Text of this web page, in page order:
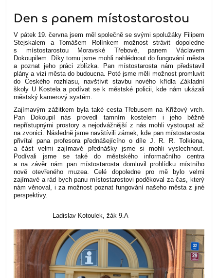
Den s panem místostarostou
V pátek 19. června jsem měl společně se svými spolužáky Filipem
Stejskalem a Tomášem Rolínkem možnost strávit dopoledne
s místostarostou Moravské Třebové, panem Václavem
Dokoupilem. Díky tomu jsme mohli nahlédnout do fungování města
a poznat jeho práci zblízka.
Pan místostarosta nám představil
plány a vizi města do budoucna. Poté jsme měli možnost promluvit
do Českého rozhlasu, navštívit stavbu nového křídla Základní
školy U Kostela a podívat se k městské policii, kde nám ukázali
městský kamerový systém.
Zajímavým zážitkem byla také cesta Třebusem na Křížový vrch.
Pan Dokoupil nás provedl tamním kostelem i jeho běžně
nepřístupnými prostory a nejodvážnější z nás mohli vystoupat až
na zvonici.
Následně jsme navštívili zámek, kde pan místostarosta
přivítal pana profesora přednášejícího o díle J. R. R. Tolkiena,
a část velmi zajímavé přednášky jsme si mohli vyslechnout.
Podívali jsme se také do městského informačního centra
a na závěr nám pan místostarosta domluvil prohlídku místního
nově otevřeného muzea.Celé dopoledne pro mě bylo velmi
zajímavé a rád bych panu místostarostovi poděkoval za čas, který
nám věnoval, i za možnost poznat fungování našeho města z jiné
perspektivy.
Ladislav Kotoulek, žák 9.A